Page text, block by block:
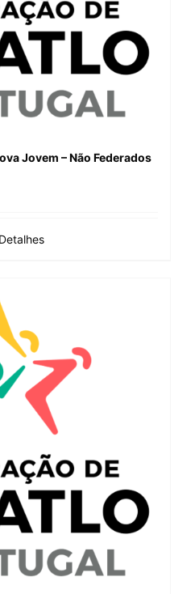
Jovem – Não Federados
Detalhes